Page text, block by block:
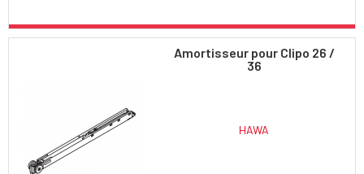
Amortisseur pour Clipo 26 /
36
HAWA